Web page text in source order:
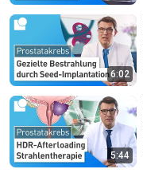
6:02
5:44